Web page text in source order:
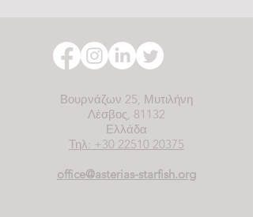
Βουρνάζων 25, Μυτιλήνη
Λέσβος, 81132
Ελλάδα
Τηλ: +30 22510 20375
office@asterias-starfish.org